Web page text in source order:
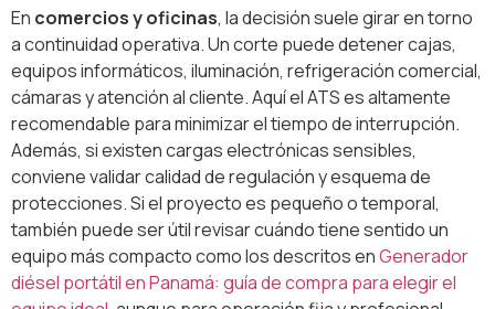
En comercios y oficinas, la decisión suele girar en torno
a continuidad operativa. Un corte puede detener cajas,
equipos informáticos, iluminación, refrigeración comercial,
cámaras y atención al cliente. Aquí el ATS es altamente
recomendable para minimizar el tiempo de interrupción.
Además, si existen cargas electrónicas sensibles,
conviene validar calidad de regulación y esquema de
protecciones. Si el proyecto es pequeño o temporal,
también puede ser útil revisar cuándo tiene sentido un
equipo más compacto como los descritos enGenerador
diésel portátil en Panamá: guía de compra para elegir el